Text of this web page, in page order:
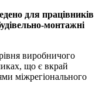
для працівників
монтажні
виробничого
що є вкрай
міжрегіонального